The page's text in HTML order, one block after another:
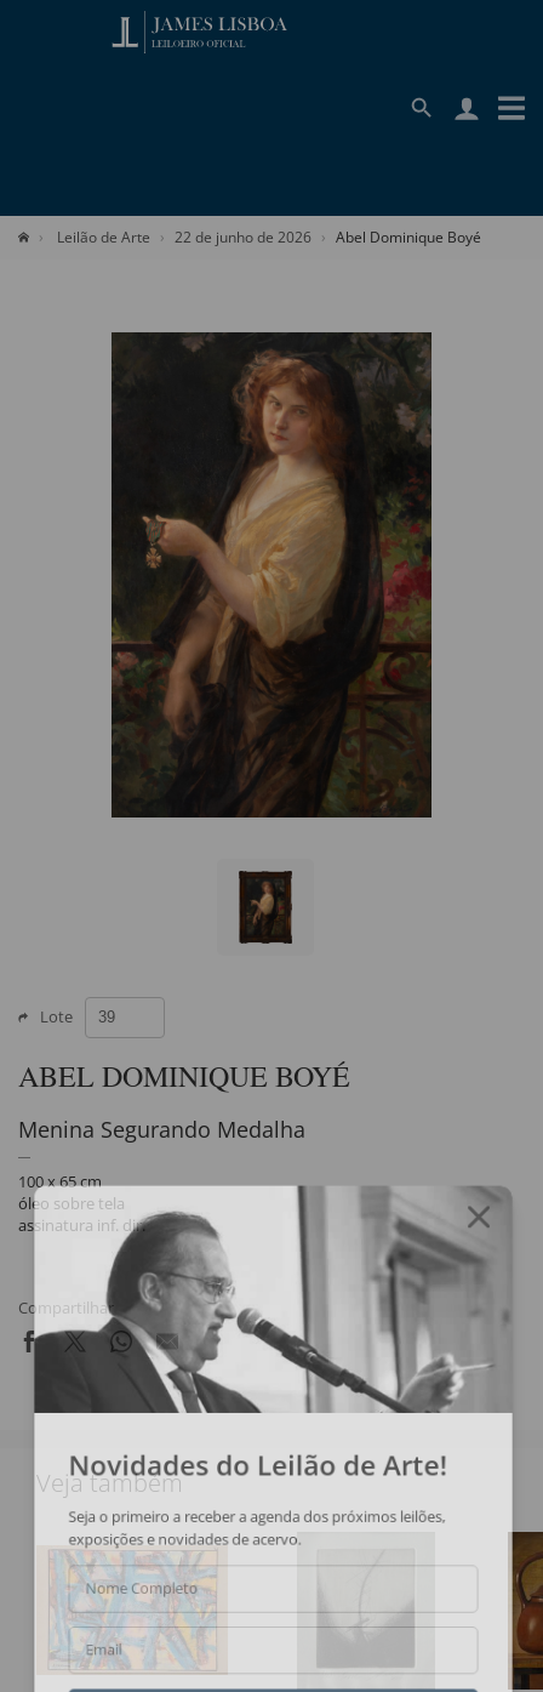
Leilão de Arte 22 de junho de 2026 Abel Dominique Boyé
Lote
ABEL DOMINIQUE BOYÉ
Menina Segurando Medalha
100 x 65 cm
óleo sobre tela
assinatura inf. dir.
Compartilhar
Veja também
Novidades do Leilão de Arte!
Seja o primeiro a receber a agenda dos próximos leilões,
exposições e novidades de acervo.
Nome Completo
Email